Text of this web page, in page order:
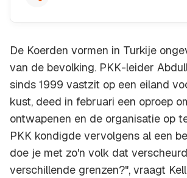
De Koerden vormen in Turkije
van de bevolking. PKK-leider
sinds 1999 vastzit op een eiland
kust, deed in februari een oproep
ontwapenen en de organisatie op
PKK kondigde vervolgens al een
doe je met zo'n volk dat
verschillende grenzen?", vraagt